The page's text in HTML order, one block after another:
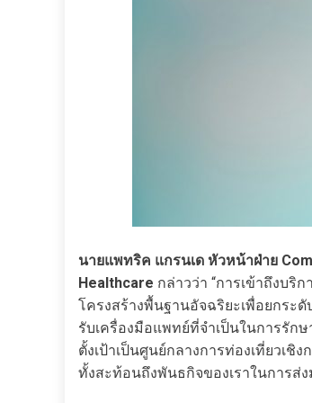
นายแพทริค แกรนเด หัวหน้าฝ่าย
Healthcare กล่าวว่า “การเข้าถึงบริ
โครงสร้างพื้นฐานอัจฉริยะเพื่อยกระ
รับเครื่องมือแพทย์ที่จำเป็นในการรัก
ตั้งเป้าเป็นศูนย์กลางการท่องเที่ยวเชิ
ทั้งสะท้อนถึงพันธกิจของเราในการ